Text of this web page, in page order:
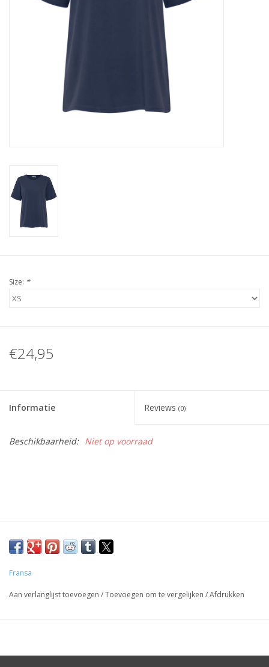
Size: *
€24,95
Informatie Reviews (0)
Beschikbaarheid: Niet op voorraad
Fransa
Aan verlanglijst toevoegen /Toevoegen om te vergelijken /Afdrukken